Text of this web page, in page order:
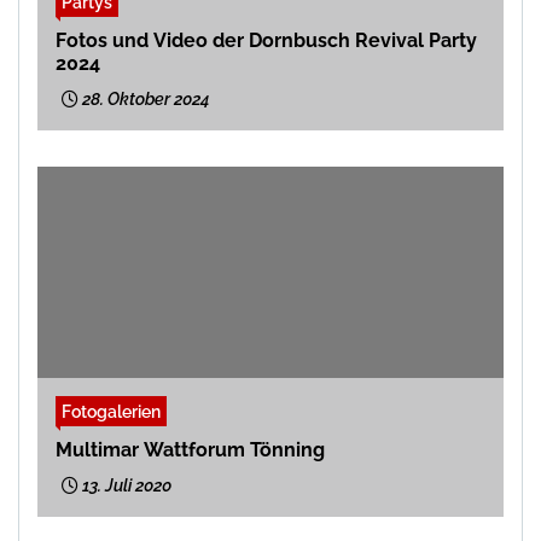
Fotos und Video der Dornbusch Revival Party
2024
28. Oktober 2024
Fotogalerien
Multimar Wattforum Tönning
13. Juli 2020